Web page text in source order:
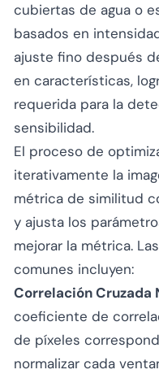
cubiertas de agua o
basados en
ajuste fino después
en características,
requerida para la
sensibilidad.
El proceso de
iterativamente la
métrica de similitud
y ajusta los
mejorar la métrica.
comunes incluyen:
Correlación Cruzada
coeficiente de
de píxeles
normalizar cada